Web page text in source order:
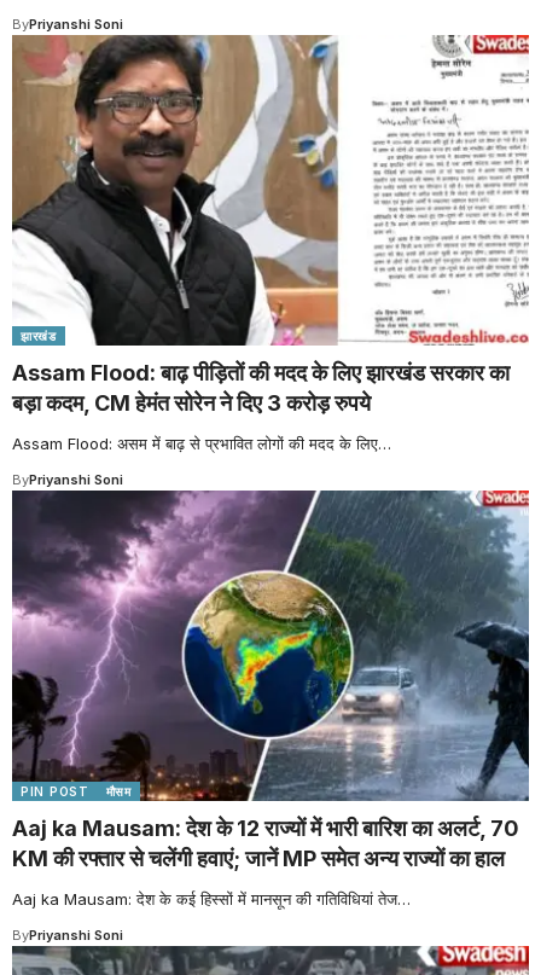
ByPriyanshi Soni
झारखंड
Assam Flood: बाढ़ पीड़ितों की मदद के लिए झारखंड सरकार का
बड़ा कदम, CM हेमंत सोरेन ने दिए 3 करोड़ रुपये
Assam Flood: असम में बाढ़ से प्रभावित लोगों की मदद के लिए…
ByPriyanshi Soni
PIN POST मौसम
Aaj ka Mausam: देश के 12 राज्यों में भारी बारिश का अलर्ट, 70
KM की रफ्तार से चलेंगी हवाएं; जानें MP समेत अन्य राज्यों का हाल
Aaj ka Mausam: देश के कई हिस्सों में मानसून की गतिविधियां तेज…
ByPriyanshi Soni